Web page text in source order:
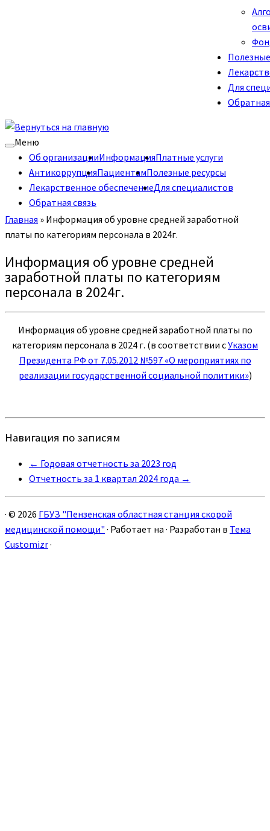
Для
Меню
Об организацииИнформацияПлатные услуги
АнтикоррупцияПациентамПолезные ресурсы
Лекарственное обеспечениеДля специалистов
Обратная связь
Главная » Информация об уровне средней заработной
платы по категориям персонала в 2024г.
Информация об уровне средней
заработной платы по категориям
персонала в 2024г.
Информация об уровне средней заработной платы по
категориям персонала в 2024 г. (в соответствии сУказом
Президента РФ от 7.05.2012 №597 «О мероприятиях по
реализации государственной социальной политики»)
Навигация по записям
← Годовая отчетность за 2023 год
Отчетность за 1 квартал 2024 года →
· © 2026 ГБУЗ "Пензенская областная станция скорой
медицинской помощи" · Работает на · Разработан в Тема
Customizr·